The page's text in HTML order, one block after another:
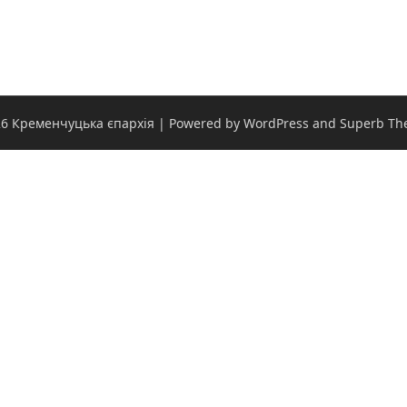
Кременчуцька єпархія | Powered by WordPress and Superb